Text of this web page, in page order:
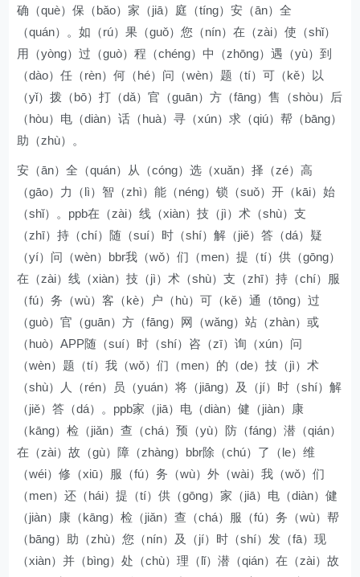
确（què）保（bǎo）家（jiā）庭（tíng）安（ān）全
（quán）。如（rú）果（guǒ）您（nín）在（zài）使（shǐ）
用（yòng）过（guò）程（chéng）中（zhōng）遇（yù）到
（dào）任（rèn）何（hé）问（wèn）题（tí）可（kě）以
（yǐ）拨（bō）打（dǎ）官（guān）方（fāng）售（shòu）后
（hòu）电（diàn）话（huà）寻（xún）求（qiú）帮（bāng）
助（zhù）。
安（ān）全（quán）从（cóng）选（xuǎn）择（zé）高
（gāo）力（lì）智（zhì）能（néng）锁（suǒ）开（kāi）始
（shǐ）。ppb在（zài）线（xiàn）技（jì）术（shù）支
（zhī）持（chí）随（suí）时（shí）解（jiě）答（dá）疑
（yí）问（wèn）bbr我（wǒ）们（men）提（tí）供（gōng）
在（zài）线（xiàn）技（jì）术（shù）支（zhī）持（chí）服
（fú）务（wù）客（kè）户（hù）可（kě）通（tōng）过
（guò）官（guān）方（fāng）网（wǎng）站（zhàn）或
（huò）APP随（suí）时（shí）咨（zī）询（xún）问
（wèn）题（tí）我（wǒ）们（men）的（de）技（jì）术
（shù）人（rén）员（yuán）将（jiāng）及（jí）时（shí）解
（jiě）答（dá）。ppb家（jiā）电（diàn）健（jiàn）康
（kāng）检（jiǎn）查（chá）预（yù）防（fáng）潜（qián）
在（zài）故（gù）障（zhàng）bbr除（chú）了（le）维
（wéi）修（xiū）服（fú）务（wù）外（wài）我（wǒ）们
（men）还（hái）提（tí）供（gōng）家（jiā）电（diàn）健
（jiàn）康（kāng）检（jiǎn）查（chá）服（fú）务（wù）帮
（bāng）助（zhù）您（nín）及（jí）时（shí）发（fā）现
（xiàn）并（bìng）处（chù）理（lǐ）潜（qián）在（zài）故